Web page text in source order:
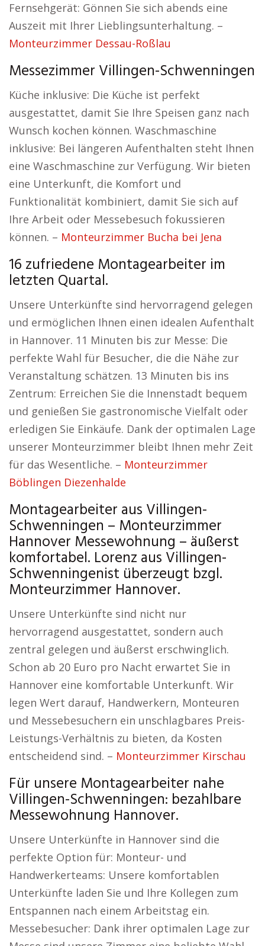
Fernsehgerät: Gönnen Sie sich abends eine
Auszeit mit Ihrer Lieblingsunterhaltung. –
Monteurzimmer Dessau-Roßlau
Messezimmer Villingen-Schwenningen
Küche inklusive: Die Küche ist perfekt
ausgestattet, damit Sie Ihre Speisen ganz nach
Wunsch kochen können. Waschmaschine
inklusive: Bei längeren Aufenthalten steht Ihnen
eine Waschmaschine zur Verfügung. Wir bieten
eine Unterkunft, die Komfort und
Funktionalität kombiniert, damit Sie sich auf
Ihre Arbeit oder Messebesuch fokussieren
können. – Monteurzimmer Bucha bei Jena
16 zufriedene Montagearbeiter im
letzten Quartal.
Unsere Unterkünfte sind hervorragend gelegen
und ermöglichen Ihnen einen idealen Aufenthalt
in Hannover. 11 Minuten bis zur Messe: Die
perfekte Wahl für Besucher, die die Nähe zur
Veranstaltung schätzen. 13 Minuten bis ins
Zentrum: Erreichen Sie die Innenstadt bequem
und genießen Sie gastronomische Vielfalt oder
erledigen Sie Einkäufe. Dank der optimalen Lage
unserer Monteurzimmer bleibt Ihnen mehr Zeit
für das Wesentliche. – Monteurzimmer
Böblingen Diezenhalde
Montagearbeiter aus Villingen-
Schwenningen – Monteurzimmer
Hannover Messewohnung – äußerst
komfortabel. Lorenz aus Villingen-
Schwenningenist überzeugt bzgl.
Monteurzimmer Hannover.
Unsere Unterkünfte sind nicht nur
hervorragend ausgestattet, sondern auch
zentral gelegen und äußerst erschwinglich.
Schon ab 20 Euro pro Nacht erwartet Sie in
Hannover eine komfortable Unterkunft. Wir
legen Wert darauf, Handwerkern, Monteuren
und Messebesuchern ein unschlagbares Preis-
Leistungs-Verhältnis zu bieten, da Kosten
entscheidend sind. – Monteurzimmer Kirschau
Für unsere Montagearbeiter nahe
Villingen-Schwenningen: bezahlbare
Messewohnung Hannover.
Unsere Unterkünfte in Hannover sind die
perfekte Option für: Monteur- und
Handwerkerteams: Unsere komfortablen
Unterkünfte laden Sie und Ihre Kollegen zum
Entspannen nach einem Arbeitstag ein.
Messebesucher: Dank ihrer optimalen Lage zur